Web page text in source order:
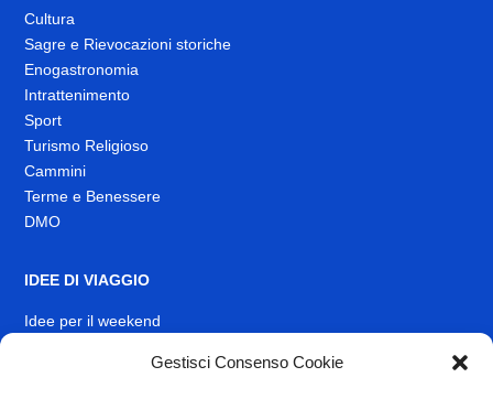
Gestisci Consenso Cookie
Cultura
Sagre e Rievocazioni storiche
Enogastronomia
Intrattenimento
Sport
Turismo Religioso
Cammini
Terme e Benessere
DMO
IDEE DI VIAGGIO
Idee per il weekend